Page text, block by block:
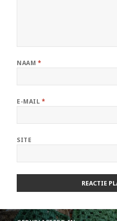
NAAM *
E-MAIL *
SITE
Berichtnavigatie